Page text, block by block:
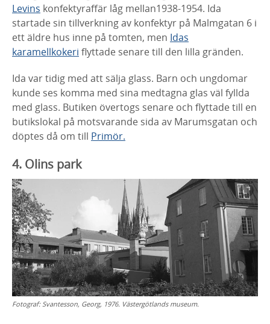
Levins konfektyraffär låg mellan1938-1954. Ida
startade sin tillverkning av konfektyr på Malmgatan 6 i
ett äldre hus inne på tomten, men Idas
karamellkokeri flyttade senare till den lilla gränden.
Ida var tidig med att sälja glass. Barn och ungdomar
kunde ses komma med sina medtagna glas väl fyllda
med glass. Butiken övertogs senare och flyttade till en
butikslokal på motsvarande sida av Marumsgatan och
döptes då om till Primör.
4. Olins park
Fotograf:Svantesson, Georg, 1976. Västergötlands museum.